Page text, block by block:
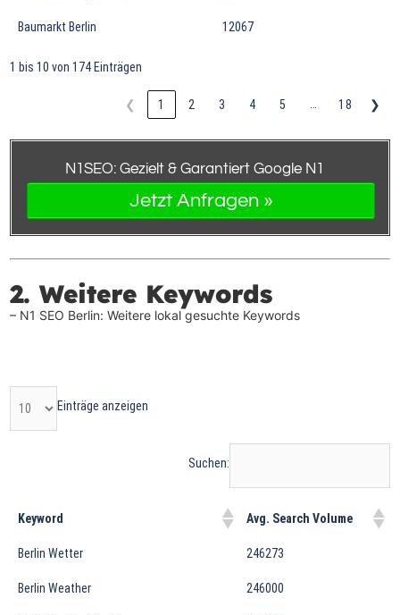
Baumarkt Berlin 12067
1 bis 10 von 174 Einträgen
❮ 1 2 3 4 5 18 ❯
N 1 SEO: Gezielt & Garantiert Google N 1
Jetzt Anfragen »
2. Weitere Keywords
– N1 SEO Berlin: Weitere lokal gesuchte Keywords
Einträge anzeigen
Suchen:
Keyword Avg. Search Volume
Berlin Wetter 246273
Berlin Weather 246000